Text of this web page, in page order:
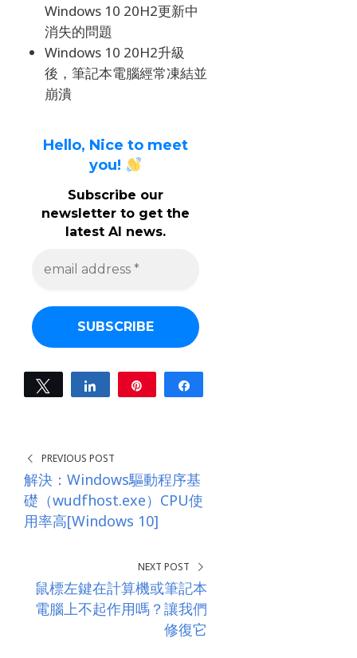
Windows 10 20H2更新中
消失的問題
Windows 10 20H2升級
後，筆記本電腦經常凍結並
崩潰
Hello, Nice to meet
you!
Subscribe our
newsletter to get the
latest AI news.
a
d
r
e
s
Tweet Share
PREVIOUS POST
解決：Windows驅動程序基
礎（wudfhost.exe）CPU使
用率高[Windows 10]
NEXT POST
鼠標左鍵在計算機或筆記本
電腦上不起作用嗎？讓我們
修復它